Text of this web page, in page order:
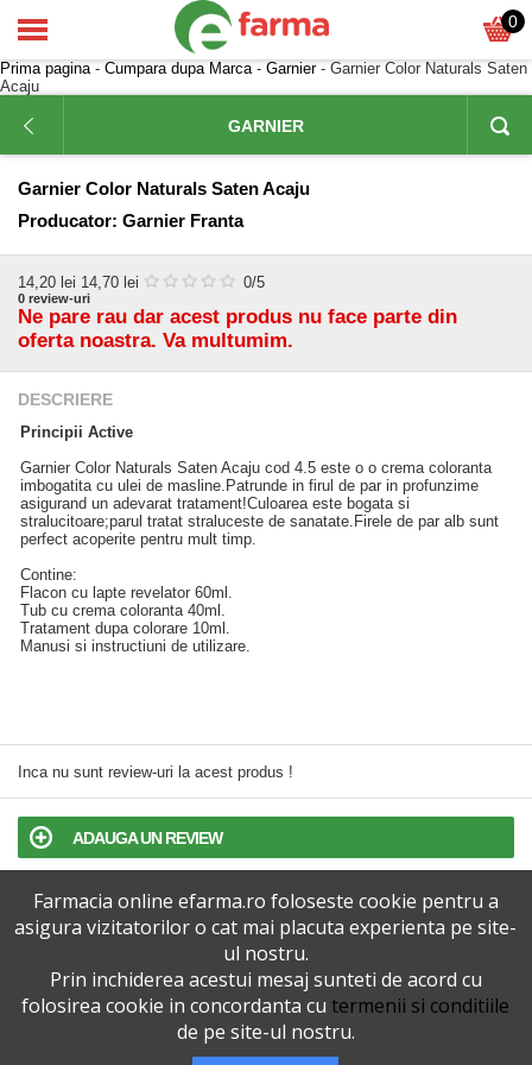
0
Prima pagina- Cumpara dupa Marca- Garnier- Garnier Color Naturals Saten
Acaju
GARNIER
Garnier Color Naturals Saten Acaju
Producator: Garnier Franta
14,20 lei 14,70 lei 0/5
0 review-uri
Ne pare rau dar acest produs nu face parte din
oferta noastra. Va multumim.
DESCRIERE
Principii Active
Garnier Color Naturals Saten Acaju cod 4.5 este o o crema coloranta
imbogatita cu ulei de masline.Patrunde in firul de par in profunzime
asigurand un adevarat tratament!Culoarea este bogata si
stralucitoare;parul tratat straluceste de sanatate.Firele de par alb sunt
perfect acoperite pentru mult timp.
Contine:
Flacon cu lapte revelator 60ml.
Tub cu crema coloranta 40ml.
Tratament dupa colorare 10ml.
Manusi si instructiuni de utilizare.
Inca nu sunt review-uri la acest produs !
ADAUGA UN REVIEW
TERMENI SI CONDITII
POLITICA DE CONFIDENTIALITATE
VERSIUNEA DESKTOP
Farmacia online efarma.ro foloseste cookie pentru a
asigura vizitatorilor o cat mai placuta experienta pe site-
ul nostru.
Prin inchiderea acestui mesaj sunteti de acord cu
folosirea cookie in concordanta cu termenii si conditiile
de pe site-ul nostru.